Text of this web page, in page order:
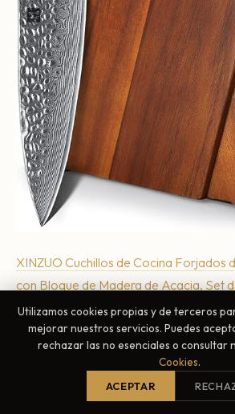
XINZUO Cuchillos de Cocina Forjados
con Bloque de Madera de Acacia, Set
Multifuncionales, Cuchillo de Chef
Vegetales -He Serie
329,99 €
Los cuchillos de cocina profesionales
Damasco p...
Utilizamos cookies propias y de terceros
mejorar nuestros servicios. Puedes
rechazar las no esenciales o consultar
Cookies.
ACEPTAR